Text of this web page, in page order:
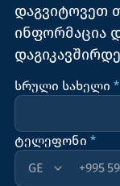
დაგვიტოვეთ
ინფორმაცია
სრული სახელი*
ტელეფონი *
+995